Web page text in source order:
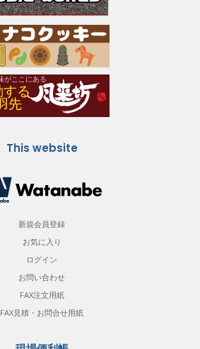
This website
新規会員登録
お気に入り
ログイン
お問い合わせ
FAX注文用紙
FAX見積・お問合せ用紙